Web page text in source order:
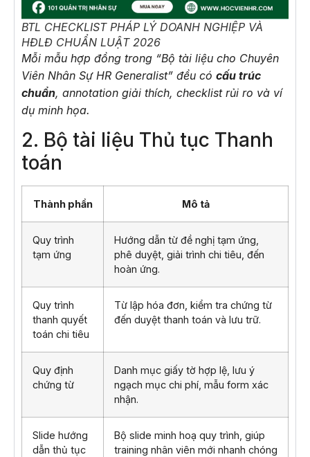
BTL CHECKLIST PHÁP LÝ DOANH NGHIỆP VÀ
HĐLĐ CHUẨN LUẬT 2026
Mỗi mẫu hợp đồng trong “Bộ tài liệu cho Chuyên
Viên Nhân Sự HR Generalist” đều có cấu trúc
chuẩn, annotation giải thích, checklist rủi ro và ví
dụ minh họa.
2. Bộ tài liệu Thủ tục Thanh
toán
Thành phần Mô tả
Quy trình
tạm ứng
Hướng dẫn từ đề nghị tạm ứng,
phê duyệt, giải trình chi tiêu, đến
hoàn ứng.
Quy trình
thanh quyết
toán chi tiêu
Từ lập hóa đơn, kiểm tra chứng từ
đến duyệt thanh toán và lưu trữ.
Quy định
chứng từ
Danh mục giấy tờ hợp lệ, lưu ý
ngạch mục chi phí, mẫu form xác
nhận.
Slide hướng
dẫn thủ tục
Bộ slide minh hoạ quy trình, giúp
training nhân viên mới nhanh chóng